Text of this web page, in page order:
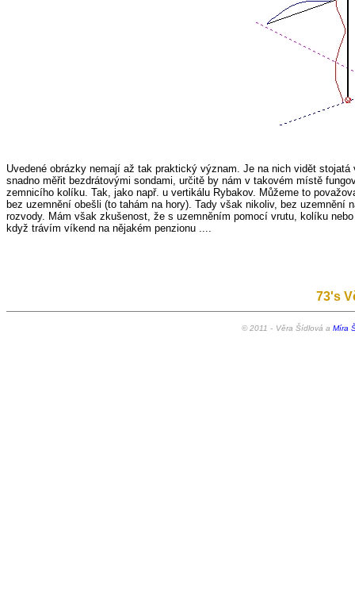
Uvedené obrázky nemají až tak praktický význam. Je na nich vidět
snadno měřit bezdrátovými sondami, určitě by nám v takovém místě
zemnicího kolíku. Tak, jako např. u vertikálu Rybakov. Můžeme to
bez uzemnění obešli (to tahám na hory). Tady však nikoliv, bez
rozvody. Mám však zkušenost, že s uzemněním pomocí vrutu, kolíku
když trávím víkend na nějakém penzionu ....
73's
© 2011 - Věra Šídlová a Míra